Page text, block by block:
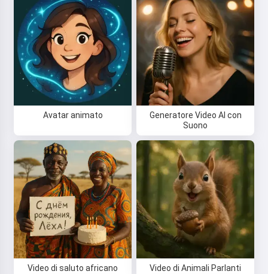
Avatar animato
Generatore Video AI con
Suono
Video di saluto africano Video di Animali Parlanti